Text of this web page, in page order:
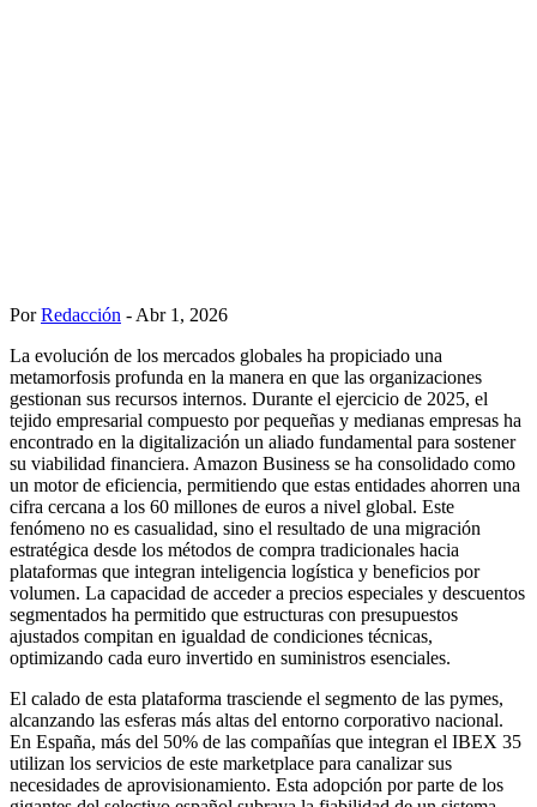
PorRedacción - Abr 1, 2026
La evolución de los mercados globales ha propiciado una
metamorfosis profunda en la manera en que las organizaciones
gestionan sus recursos internos. Durante el ejercicio de 2025, el
tejido empresarial compuesto por pequeñas y medianas empresas ha
encontrado en la digitalización un aliado fundamental para sostener
su viabilidad financiera. Amazon Business se ha consolidado como
un motor de eficiencia, permitiendo que estas entidades ahorren una
cifra cercana a los 60 millones de euros a nivel global. Este
fenómeno no es casualidad, sino el resultado de una migración
estratégica desde los métodos de compra tradicionales hacia
plataformas que integran inteligencia logística y beneficios por
volumen. La capacidad de acceder a precios especiales y descuentos
segmentados ha permitido que estructuras con presupuestos
ajustados compitan en igualdad de condiciones técnicas,
optimizando cada euro invertido en suministros esenciales.
El calado de esta plataforma trasciende el segmento de las pymes,
alcanzando las esferas más altas del entorno corporativo nacional.
En España, más del 50% de las compañías que integran el IBEX 35
utilizan los servicios de este marketplace para canalizar sus
necesidades de aprovisionamiento. Esta adopción por parte de los